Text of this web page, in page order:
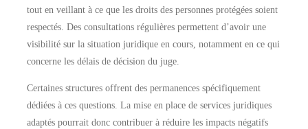
tout en veillant à ce que les droits des personnes protégées soient
respectés. Des consultations régulières permettent d’avoir une
visibilité sur la situation juridique en cours, notamment en ce qui
concerne les délais de décision du juge.
Certaines structures offrent des permanences spécifiquement
dédiées à ces questions. La mise en place de services juridiques
adaptés pourrait donc contribuer à réduire les impacts négatifs